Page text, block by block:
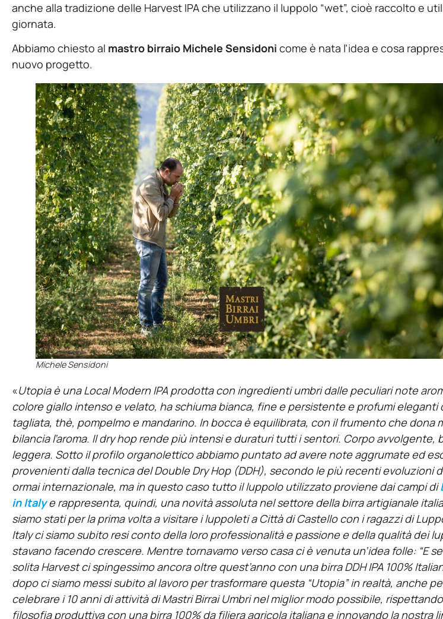
anche alla tradizione delle Harvest IPA che utilizzano il luppolo “wet”, cioè raccolto e
giornata.
Abbiamo chiesto al mastro birraio Michele Sensidoni come è nata l’idea e cosa
nuovo progetto.
Michele Sensidoni
«Utopia è una Local Modern IPA prodotta con ingredienti umbri dalle peculiari note
colore giallo intenso e velato, ha schiuma bianca, fine e persistente e profumi eleganti
tagliata, thè, pompelmo e mandarino. In bocca è equilibrata, con il frumento che dona
bilancia l’aroma. Il dry hop rende più intensi e duraturi tutti i sentori. Corpo avvolgente,
leggera. Sotto il profilo organolettico abbiamo puntato ad avere note aggrumate ed
provenienti dalla tecnica del Double Dry Hop (DDH), secondo le più recenti evoluzioni
ormai internazionale, ma in questo caso tutto il luppolo utilizzato proviene dai campi di
in Italy e rappresenta, quindi, una novità assoluta nel settore della birra artigianale
siamo stati per la prima volta a visitare i luppoleti a Città di Castello con i ragazzi di
Italy ci siamo subito resi conto della loro professionalità e passione e della qualità dei
stavano facendo crescere. Mentre tornavamo verso casa ci è venuta un’idea folle: “E
solita Harvest ci spingessimo ancora oltre quest’anno con una birra DDH IPA 100%
dopo ci siamo messi subito al lavoro per trasformare questa “Utopia” in realtà, anche
celebrare i 10 anni di attività di Mastri Birrai Umbri nel miglior modo possibile,
filosofia produttiva con una birra 100% da filiera agricola italiana e innovando la nostra